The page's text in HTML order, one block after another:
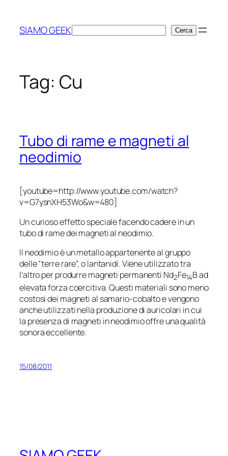
contenuto
SIAMO GEEKCerca Cerca
Tag: Cu
Tubo di rame e magneti al
neodimio
[youtube=http://www.youtube.com/watch?
v=G7ysnXH53Wo&w=480]
Un curioso effetto speciale facendo cadere in un
tubo di rame dei magneti al neodimio.
Il neodimio è un metallo appartenente al gruppo
delle “terre rare”, o lantanidi. Viene utilizzato tra
l’altro per produrre magneti permanenti Nd2Fe14B ad
elevata forza coercitiva. Questi materiali sono meno
costosi dei magneti al samario-cobalto e vengono
anche utilizzati nella produzione di auricolari in cui
la presenza di magneti in neodimio offre una qualità
sonora eccellente.
15/08/2011